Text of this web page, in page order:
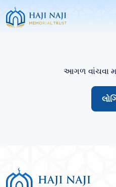
આગળ વાંચવા